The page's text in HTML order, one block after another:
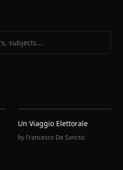
Un Viaggio Elettorale
by Francesco De Sanctis